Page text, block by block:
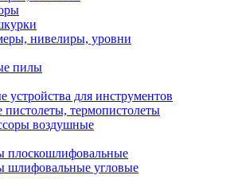
нивелиры, уровни
пилы
устройства для инструментов
пистолеты, термопистолеты
воздушные
угловые